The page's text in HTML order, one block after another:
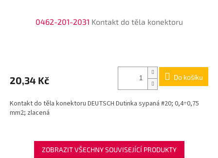
0462-201-2031 Kontakt do těla konektoru
20,34 Kč Do košíku
Kontakt do těla konektoru DEUTSCH Dutinka sypaná #20; 0,4÷0,75
mm2; zlacená
ZOBRAZIT VŠECHNY SOUVISEJÍCÍ PRODUKTY